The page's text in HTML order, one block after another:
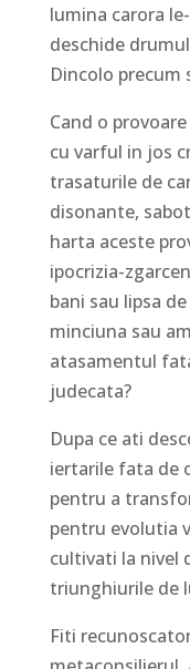
lumina carora
deschide
Dincolo precum
Cand o
cu varful in jos
trasaturile de
disonante,
harta aceste
ipocrizia-
bani sau lipsa
minciuna sau
atasamentul
judecata?
Dupa ce ati
iertarile fata de
pentru a
pentru evolutia
cultivati la nivel
triunghiurile de
Fiti